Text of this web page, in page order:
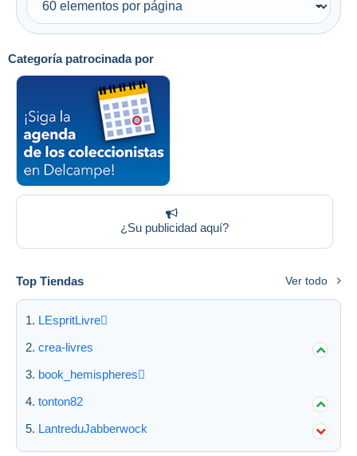
Categoría patrocinada por
¿Su publicidad aquí?
Top Tiendas Ver todo
LEspritLivre
crea-livres
book_hemispheres
tonton82
LantreduJabberwock